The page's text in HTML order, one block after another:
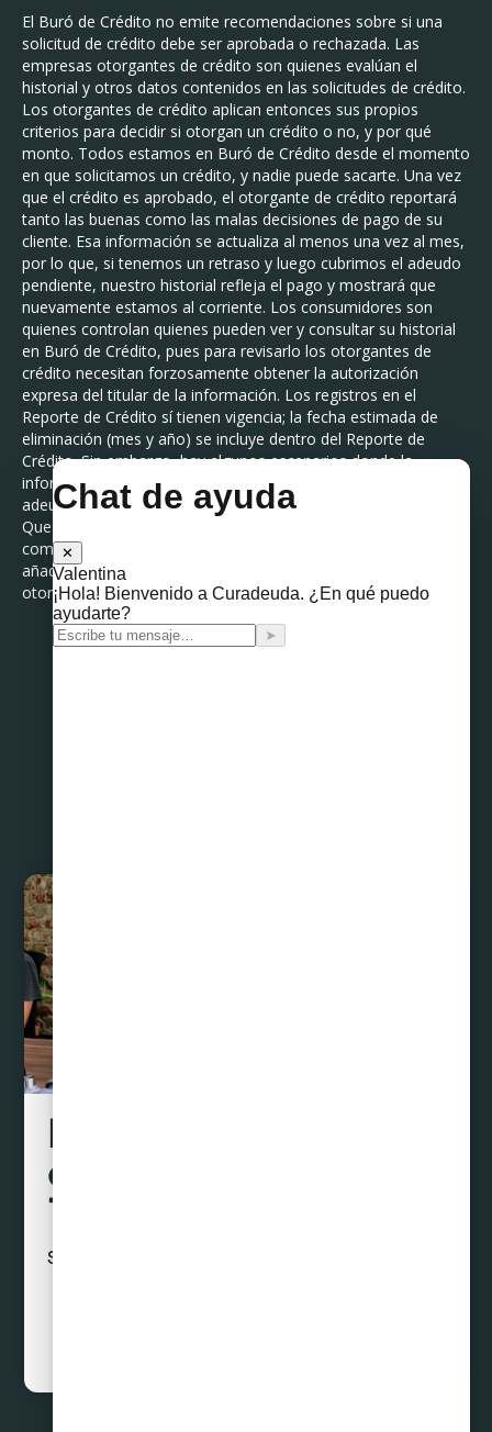
El Buró de Crédito no emite recomendaciones sobre si una
solicitud de crédito debe ser aprobada o rechazada. Las
empresas otorgantes de crédito son quienes evalúan el
historial y otros datos contenidos en las solicitudes de crédito.
Los otorgantes de crédito aplican entonces sus propios
criterios para decidir si otorgan un crédito o no, y por qué
monto. Todos estamos en Buró de Crédito desde el momento
en que solicitamos un crédito, y nadie puede sacarte. Una vez
que el crédito es aprobado, el otorgante de crédito reportará
tanto las buenas como las malas decisiones de pago de su
cliente. Esa información se actualiza al menos una vez al mes,
por lo que, si tenemos un retraso y luego cubrimos el adeudo
pendiente, nuestro historial refleja el pago y mostrará que
nuevamente estamos al corriente. Los consumidores son
quienes controlan quienes pueden ver y consultar su historial
en Buró de Crédito, pues para revisarlo los otorgantes de
crédito necesitan forzosamente obtener la autorización
expresa del titular de la información. Los registros en el
Reporte de Crédito sí tienen vigencia; la fecha estimada de
eliminación (mes y año) se incluye dentro del Reporte de
Crédito. Sin embargo, hay algunos escenarios donde la
información no podrá ser eliminada, como por ejemplo:Que el
adeudo sea mayor a 400 mil UDIS (Unidades de Inversión).
Que el crédito está en proceso judicial. Que la persona haya
cometido fraude en alguno de sus créditos. Es importante
añadir que cuando se elimina un registro, no significa que el
otorgante haya condonado el adeudo.
Liquidamos tus
deudas hasta con un
70% de descuento
Sin préstamos ni créditos